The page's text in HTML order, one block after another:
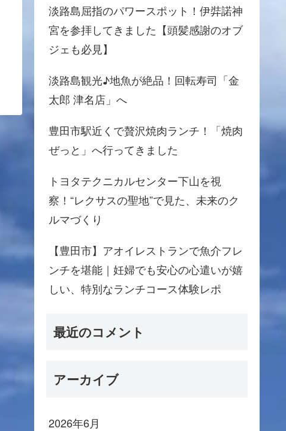
淡路島屈指のパワースポット！伊弉諾神
宮を参拝してきました【頭髪感謝のオブ
ジェも必見】
淡路島観光♪地魚が絶品！回転寿司「金
太郎 津名店」へ
豊田市駅近くで贅沢焼肉ランチ！「焼肉
ぜっと」へ行ってきました
トヨタテクニカルセンター下山を視
察！“レクサスの聖地”で見た、未来のク
ルマづくり
【豊田市】アオイレストランで魚介フレ
ンチを堪能｜妊婦でも安心の心遣いが嬉
しい、特別なランチコース体験レポ
最近のコメント
アーカイブ
2026年6月